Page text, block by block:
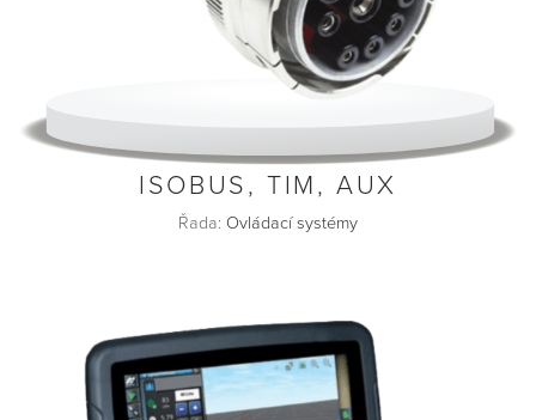
ISOBUS, TIM, AUX
Řada: Ovládací systémy